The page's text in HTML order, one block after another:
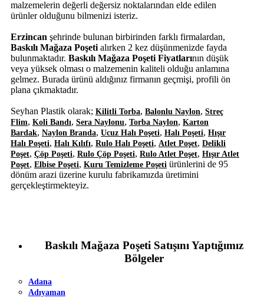
malzemelerin değerli değersiz noktalarından elde edilen
ürünler olduğunu bilmenizi isteriz.
Erzincan şehrinde bulunan birbirinden farklı firmalardan,
Baskılı Mağaza Poşeti alırken 2 kez düşünmenizde fayda
bulunmaktadır. Baskılı Mağaza Poşeti Fiyatlarının düşük
veya yüksek olması o malzemenin kaliteli olduğu anlamına
gelmez. Burada ürünü aldığınız firmanın geçmişi, profili ön
plana çıkmaktadır.
Seyhan Plastik olarak; Kilitli Torba, Balonlu Naylon, Streç
Flim, Koli Bandı, Sera Naylonu, Torba Naylon, Karton
Bardak, Naylon Branda, Ucuz Halı Poşeti, Halı Poşeti, Hışır
Halı Poşeti, Halı Kılıfı, Rulo Halı Poşeti, Atlet Poşet, Delikli
Poşet, Çöp Poşeti, Rulo Çöp Poşeti, Rulo Atlet Poşet, Hışır Atlet
Poşet, Elbise Poşeti, Kuru Temizleme Poşeti ürünlerini de 95
dönüm arazi üzerine kurulu fabrikamızda üretimini
gerçekleştirmekteyiz.
Baskılı Mağaza Poşeti Satışını Yaptığımız
Bölgeler
Adana
Adıyaman